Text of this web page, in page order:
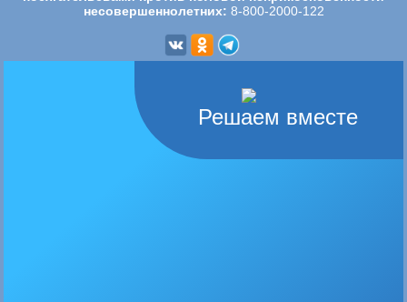
несовершеннолетних: 8-800-2000-122
Решаем вместе